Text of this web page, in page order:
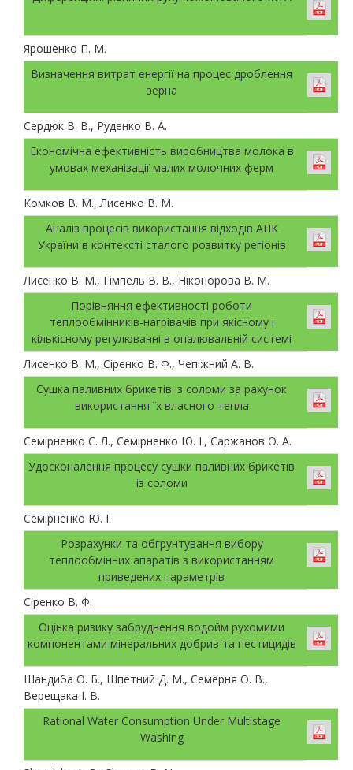
Ярошенко П. М.
Визначення витрат енергії на процес дроблення
зерна
Сердюк В. В., Руденко В. А.
Економічна ефективність виробництва молока в
умовах механізації малих молочних ферм
Комков В. М., Лисенко В. М.
Аналіз процесів використання відходів АПК
України в контексті сталого розвитку регіонів
Лисенко В. М., Гімпель В. В., Ніконорова В. М.
Порівняння ефективності роботи
теплообмінників-нагрівачів при якісному і
кількісному регулюванні в опалювальній системі
Лисенко В. М., Сіренко В. Ф., Чепіжний А. В.
Сушка паливних брикетів із соломи за рахунок
використання їх власного тепла
Семірненко С. Л., Семірненко Ю. І., Саржанов О. А.
Удосконалення процесу сушки паливних брикетів
із соломи
Семірненко Ю. І.
Розрахунки та обгрунтування вибору
теплообмінних апаратів з використанням
приведених параметрів
Сіренко В. Ф.
Оцінка ризику забруднення водойм рухомими
компонентами мінеральних добрив та пестицидів
Шандиба О. Б., Шпетний Д. М., Семерня О. В.,
Верещака І. В.
Rational Water Consumption Under Multistage
Washing